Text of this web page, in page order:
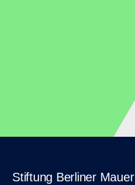
Stiftung Berliner Mauer